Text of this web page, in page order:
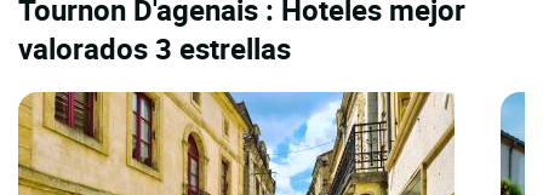
Tournon D'agenais : Hoteles mejor
valorados 3 estrellas